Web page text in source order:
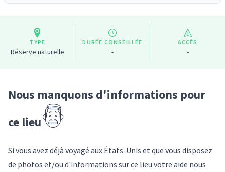
TYPE
Réserve naturelle
DURÉE CONSEILLÉE
-
ACCÈS
-
Nous manquons d'informations pour
ce lieu
Si vous avez déjà voyagé aux États-Unis et que vous disposez
de photos et/ou d'informations surce lieu votre aide nous